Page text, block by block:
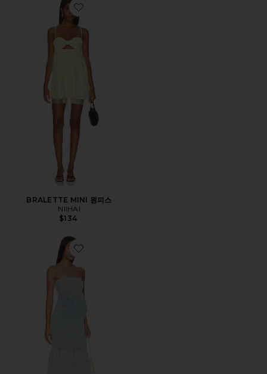
BRALETTE MINI 원피스
NIIHAI
$134
Favorite 스모크드 드레스